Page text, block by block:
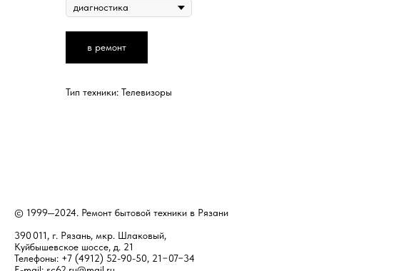
в ремонт
Тип техники: Телевизоры
© 1999—2024. Ремонт бытовой техники в Рязани
390 011, г. Рязань, мкр. Шлаковый,
Куйбышевское шоссе, д. 21
Телефоны: +7 (4912) 52-90-50, 21−07−34